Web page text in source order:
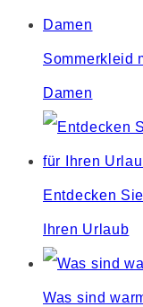
Sommerkleid
Damen
Entdecken
Ihren Urlaub
Was sind